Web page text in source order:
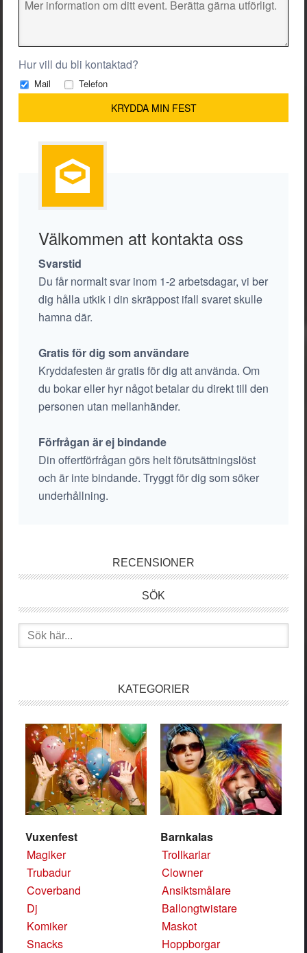
Hur vill du bli kontaktad?
Mail Telefon
Välkommen att kontakta oss
Svarstid
Du får normalt svar inom 1-2 arbetsdagar, vi ber
dig hålla utkik i din skräppost ifall svaret skulle
hamna där.
Gratis för dig som användare
Kryddafesten är gratis för dig att använda. Om
du bokar eller hyr något betalar du direkt till den
personen utan mellanhänder.
Förfrågan är ej bindande
Din offertförfrågan görs helt förutsättningslöst
och är inte bindande. Tryggt för dig som söker
underhållning.
RECENSIONER
SÖK
Sök
efter:
KATEGORIER
Vuxenfest
Magiker
Trubadur
Coverband
Dj
Komiker
Snacks
Barnkalas
Trollkarlar
Clowner
Ansiktsmålare
Ballongtwistare
Maskot
Hoppborgar